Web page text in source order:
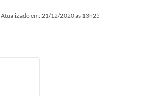
Atualizado em: 21/12/2020 às 13h25